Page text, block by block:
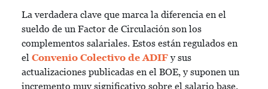
La verdadera clave que marca la diferencia en el
sueldo de un Factor de Circulación son los
complementos salariales. Estos están regulados en
el Convenio Colectivo de ADIFy sus
actualizaciones publicadas en el BOE, y suponen un
incremento muy significativo sobre el salario base.